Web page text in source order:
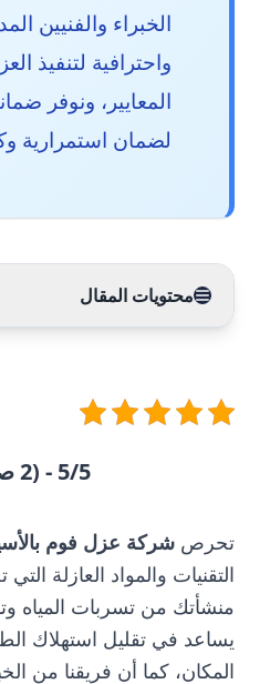
الخبراء والفنيين
واحترافية لتنفيذ
المعايير، ونوفر
لضمان استمرارية
محتويات المقال
5/5 - (2 صوتين)
تحرص شركة عزل فوم
التقنيات والمواد العازلة
منشأتك من تسربات المياه
يساعد في تقليل استهلاك
المكان، كما أن فريقنا من